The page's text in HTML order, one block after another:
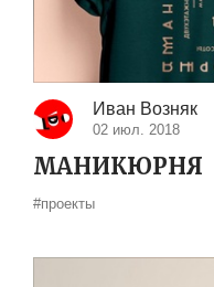
Иван Возняк
02 июл. 2018
МАНИКЮРНЯ
#проекты